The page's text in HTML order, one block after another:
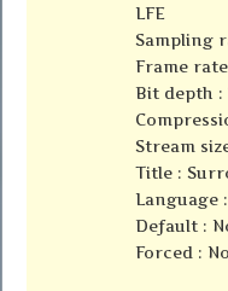
LFE
Sampling
Frame rate
Bit depth :
Stream
Title :
Language
Default :
Forced : No